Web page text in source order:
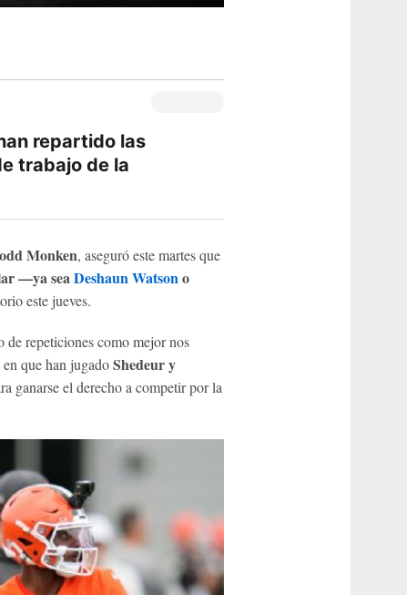
repartido las
trabajo de la
Monken, aseguró este martes que
—ya seaDeshaun Watsono
este jueves.
de repeticiones como mejor nos
que han jugadoShedeur y
ganarse el derecho a competir por la